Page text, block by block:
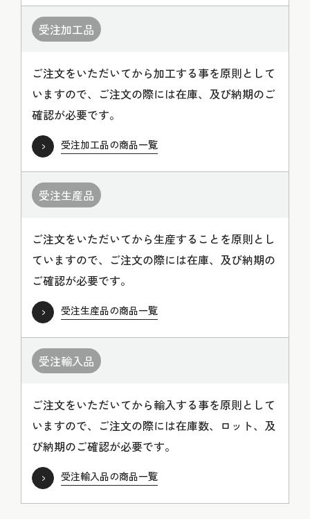
受注加工品
ご注文をいただいてから加工する事を原則として
いますので、ご注文の際には在庫、及び納期のご
確認が必要です。
受注加工品の商品一覧
受注生産品
ご注文をいただいてから生産することを原則とし
ていますので、ご注文の際には在庫、及び納期の
ご確認が必要です。
受注生産品の商品一覧
受注輸入品
ご注文をいただいてから輸入する事を原則として
いますので、ご注文の際には在庫数、ロット、及
び納期のご確認が必要です。
受注輸入品の商品一覧